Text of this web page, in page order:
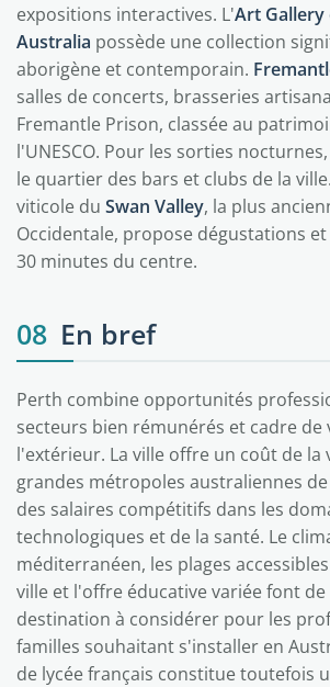
expositions interactives. L'Art Gallery
Australia possède une collection
aborigène et contemporain.
salles de concerts, brasseries
Fremantle Prison, classée au
l'UNESCO. Pour les sorties nocturnes,
le quartier des bars et clubs de la
viticole du Swan Valley, la plus
Occidentale, propose dégustations
30 minutes du centre.
08 En bref
Perth combine opportunités
secteurs bien rémunérés et cadre de
l'extérieur. La ville offre un coût de la
grandes métropoles australiennes de
des salaires compétitifs dans les
technologiques et de la santé. Le
méditerranéen, les plages
ville et l'offre éducative variée font
destination à considérer pour les
familles souhaitant s'installer en
de lycée français constitue toutefois